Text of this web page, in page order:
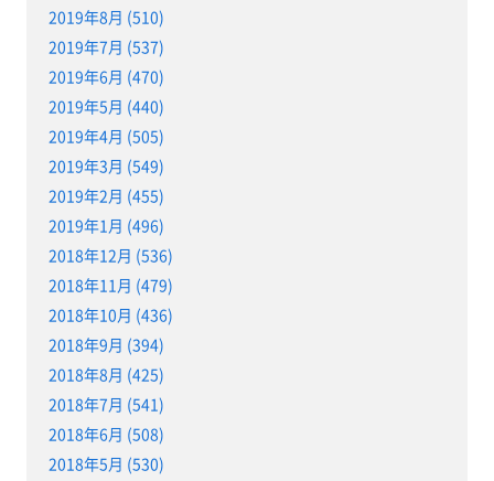
2019年8月 (510)
2019年7月 (537)
2019年6月 (470)
2019年5月 (440)
2019年4月 (505)
2019年3月 (549)
2019年2月 (455)
2019年1月 (496)
2018年12月 (536)
2018年11月 (479)
2018年10月 (436)
2018年9月 (394)
2018年8月 (425)
2018年7月 (541)
2018年6月 (508)
2018年5月 (530)